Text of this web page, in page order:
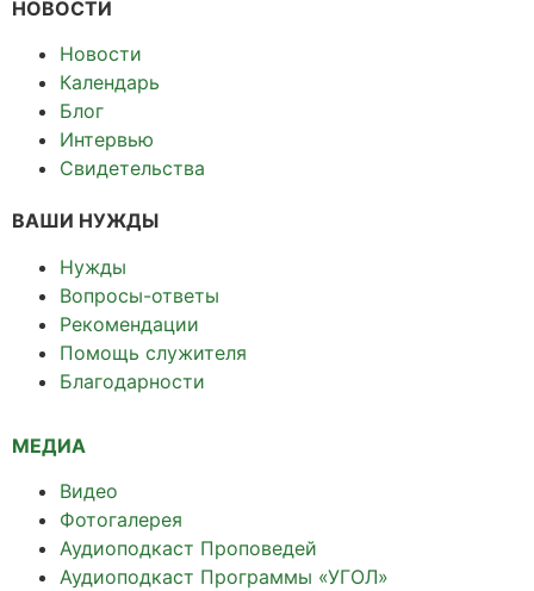
НОВОСТИ
Новости
Календарь
Блог
Интервью
Свидетельства
ВАШИ НУЖДЫ
Нужды
Вопросы-ответы
Рекомендации
Помощь служителя
Благодарности
МЕДИА
Видео
Фотогалерея
Аудиоподкаст Проповедей
Аудиоподкаст Программы «УГОЛ»